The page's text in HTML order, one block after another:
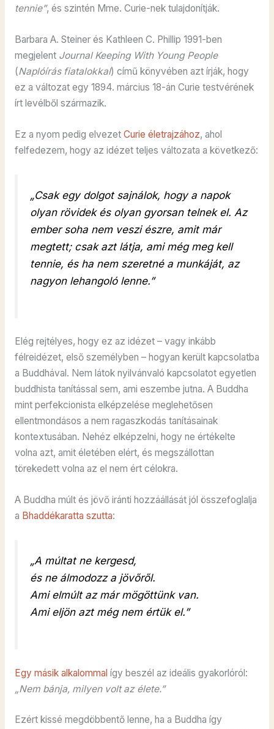
tennie”, és szintén Mme. Curie-nek tulajdonítják.
Barbara A. Steiner és Kathleen C. Phillip 1991-ben
megjelent Journal Keeping With Young People
(Naplóírás fiatalokkal) című könyvében azt írják, hogy
ez a változat egy 1894. március 18-án Curie testvérének
írt levélből származik.
Ez a nyom pedig elvezet Curie életrajzához, ahol
felfedezem, hogy az idézet teljes változata a következő:
„Csak egy dolgot sajnálok, hogy a napok
olyan rövidek és olyan gyorsan telnek el. Az
ember soha nem veszi észre, amit már
megtett; csak azt látja, ami még meg kell
tennie, és ha nem szeretné a munkáját, az
nagyon lehangoló lenne.”
Elég rejtélyes, hogy ez az idézet – vagy inkább
félreidézet, első személyben – hogyan került kapcsolatba
a Buddhával. Nem látok nyilvánvaló kapcsolatot egyetlen
buddhista tanítással sem, ami eszembe jutna. A Buddha
mint perfekcionista elképzelése meglehetősen
ellentmondásos a nem ragaszkodás tanításainak
kontextusában. Nehéz elképzelni, hogy ne értékelte
volna azt, amit életében elért, és megszállottan
törekedett volna az el nem ért célokra.
A Buddha múlt és jövő iránti hozzáállását jól összefoglalja
a Bhaddékaratta szutta:
„A múltat ne kergesd,
és ne álmodozz a jövőről.
Ami elmúlt az már mögöttünk van.
Ami eljön azt még nem értük el.”
Egy másik alkalommal így beszél az ideális gyakorlóról:
„Nem bánja, milyen volt az élete.”
Ezért kissé megdöbbentő lenne, ha a Buddha így